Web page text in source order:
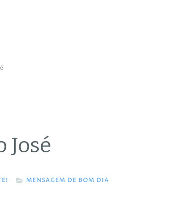
José
MENSAGEM DE BOM DIA